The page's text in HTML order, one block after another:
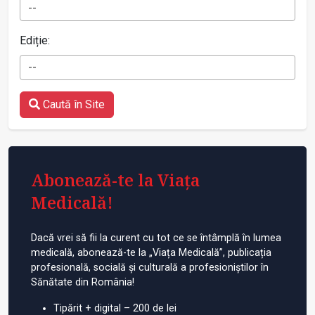
--
Ediție:
--
Caută în Site
Abonează-te la Viața
Medicală!
Dacă vrei să fii la curent cu tot ce se întâmplă în lumea
medicală, abonează-te la „Viața Medicală”, publicația
profesională, socială și culturală a profesioniștilor în
Sănătate din România!
Tipărit + digital – 200 de lei